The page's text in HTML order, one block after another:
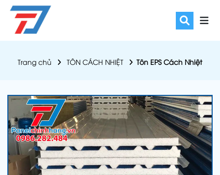
Trang chủ TÔN CÁCH NHIỆT Tôn EPS Cách Nhiệt